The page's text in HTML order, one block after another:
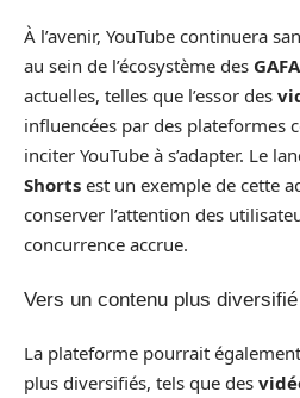
À l’avenir, YouTube continuera
au sein de l’écosystème des
actuelles, telles que l’essor des
influencées par des plateformes
inciter YouTube à s’adapter. Le
Shorts est un exemple de cette
conserver l’attention des
concurrence accrue.
Vers un contenu plus diversifié
La plateforme pourrait
plus diversifiés, tels que des